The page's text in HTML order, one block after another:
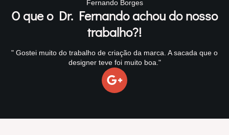
Fernando Borges
O que o Dr. Fernando achou do nosso
trabalho?!
" Gostei muito do trabalho de criação da marca. A sacada que o
designer teve foi muito boa."